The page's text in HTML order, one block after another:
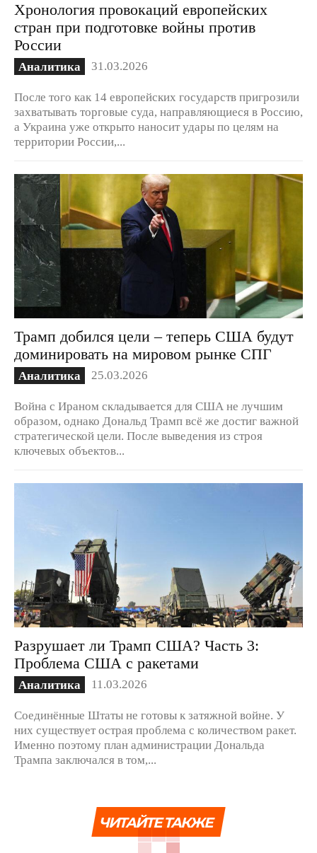
Хронология провокаций европейских
стран при подготовке войны против
России
Аналитика 31.03.2026
После того как 14 европейских государств пригрозили
захватывать торговые суда, направляющиеся в Россию,
а Украина уже открыто наносит удары по целям на
территории России,...
Трамп добился цели – теперь США будут
доминировать на мировом рынке СПГ
Аналитика 25.03.2026
Война с Ираном складывается для США не лучшим
образом, однако Дональд Трамп всё же достиг важной
стратегической цели. После выведения из строя
ключевых объектов...
Разрушает ли Трамп США? Часть 3:
Проблема США с ракетами
Аналитика 11.03.2026
Соединённые Штаты не готовы к затяжной войне. У
них существует острая проблема с количеством ракет.
Именно поэтому план администрации Дональда
Трампа заключался в том,...
ЧИТАЙТЕ ТАКЖЕ